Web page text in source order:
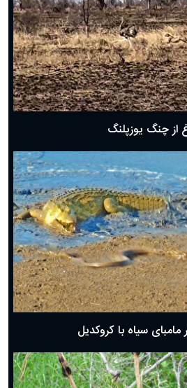
از چنگ یوزپلنگ
مامبای سیاه با کروکدیل